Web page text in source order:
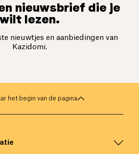
nieuwsbrief die je
wilt lezen.
nieuwtjes en aanbiedingen van
Kazidomi.
het begin van de pagina